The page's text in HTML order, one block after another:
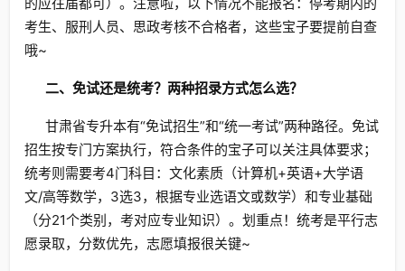
考生、服刑人员、思政考核不合格者，这些宝子要提前自查
哦~
二、免试还是统考？两种招录方式怎么选？
甘肃省专升本有“免试招生”和“统一考试”两种路径。免试
招生按专门方案执行，符合条件的宝子可以关注具体要求；
统考则需要考4门科目：文化素质（计算机+英语+大学语
文/高等数学，3选3，根据专业选语文或数学）和专业基础
（分21个类别，考对应专业知识）。划重点！统考是平行志
愿录取，分数优先，志愿填报很关键~